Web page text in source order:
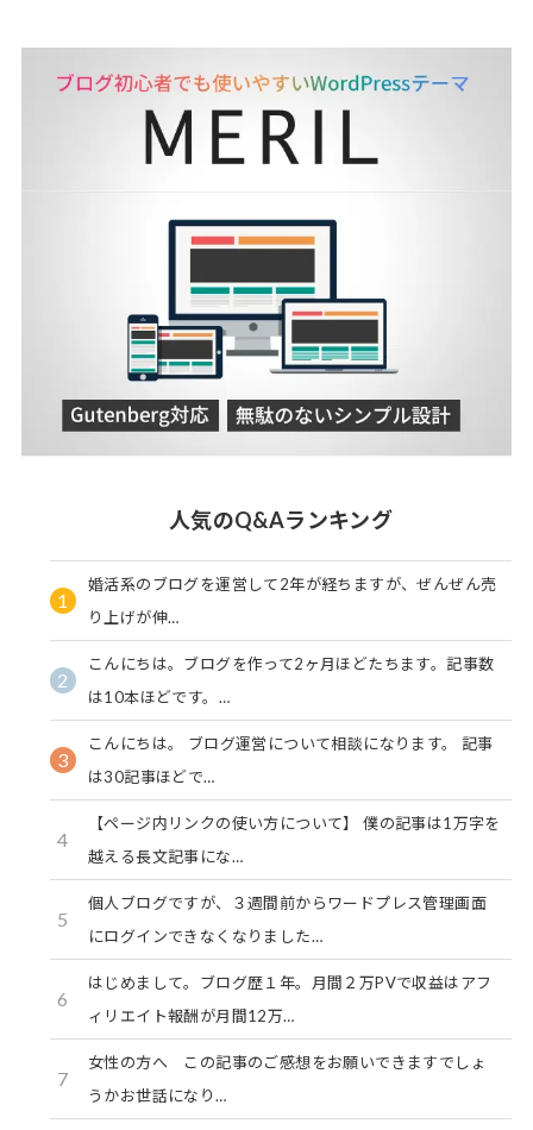
人気のQ&Aランキング
1
婚活系のブログを運営して2年が経ちますが、ぜんぜん売
り上げが伸…
2
こんにちは。ブログを作って2ヶ月ほどたちます。記事数
は10本ほどです。…
3
こんにちは。 ブログ運営について相談になります。 記事
は30記事ほどで…
4
【ページ内リンクの使い方について】 僕の記事は1万字を
越える長文記事にな…
5
個人ブログですが、３週間前からワードプレス管理画面
にログインできなくなりました…
6
はじめまして。ブログ歴１年。月間２万PVで収益はアフ
ィリエイト報酬が月間12万…
7
女性の方へ この記事のご感想をお願いできますでしょ
うかお世話になり…